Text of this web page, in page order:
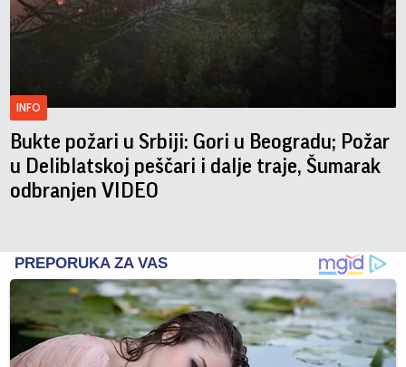
INFO
Bukte požari u Srbiji: Gori u Beogradu; Požar
u Deliblatskoj peščari i dalje traje, Šumarak
odbranjen VIDEO